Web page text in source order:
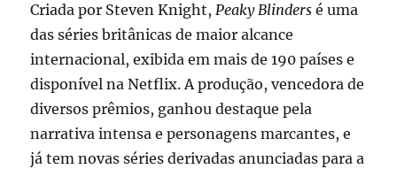
Criada por Steven Knight,Peaky Blinders é uma
das séries britânicas de maior alcance
internacional, exibida em mais de 190 países e
disponível na Netflix. A produção, vencedora de
diversos prêmios, ganhou destaque pela
narrativa intensa e personagens marcantes, e
já tem novas séries derivadas anunciadas para a